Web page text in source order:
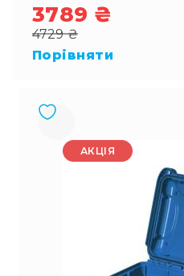
Special
Price
3789 ₴
Regular
Price
4729 ₴
Порівняти
АКЦІЯ